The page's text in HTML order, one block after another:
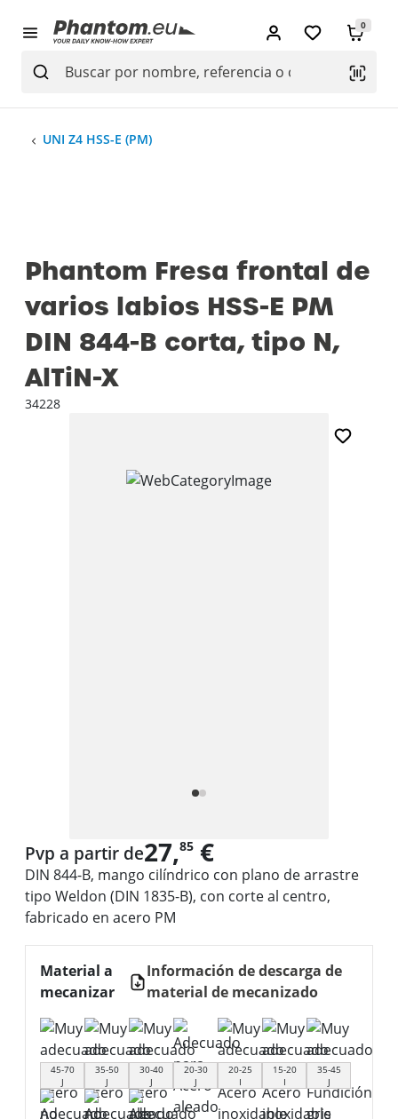
0
UNI Z4 HSS-E (PM)
Phantom Fresa frontal de
varios labios HSS-E PM
DIN 844-B corta, tipo N,
AlTiN-X
34228
Pvp a partir de27,85 €
DIN 844-B, mango cilíndrico con plano de arrastre
tipo Weldon (DIN 1835-B), con corte al centro,
fabricado en acero PM
Material a
mecanizar
Información de descarga de
material de mecanizado
45-70
J
35-50
J
30-40
J
20-30
J
20-25
I
15-20
I
35-45
J